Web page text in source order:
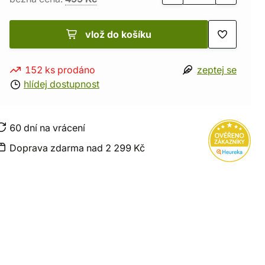
vlož do košíku
152 ks prodáno
hlídej dostupnost
zeptej se
60 dní na vrácení
Doprava zdarma nad 2 299 Kč